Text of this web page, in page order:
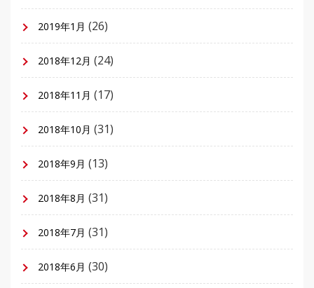
2019年1月 (26)
2018年12月 (24)
2018年11月 (17)
2018年10月 (31)
2018年9月 (13)
2018年8月 (31)
2018年7月 (31)
2018年6月 (30)